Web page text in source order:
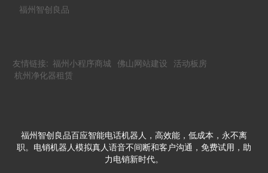
福州智创良品
友情链接: 福州小程序商城 佛山网站建设 活动板房
杭州净化器租赁
福州智创良品百应智能电话机器人，高效能，低成本，永不离
职。电销机器人模拟真人语音不间断和客户沟通，免费试用，助
力电销新时代。